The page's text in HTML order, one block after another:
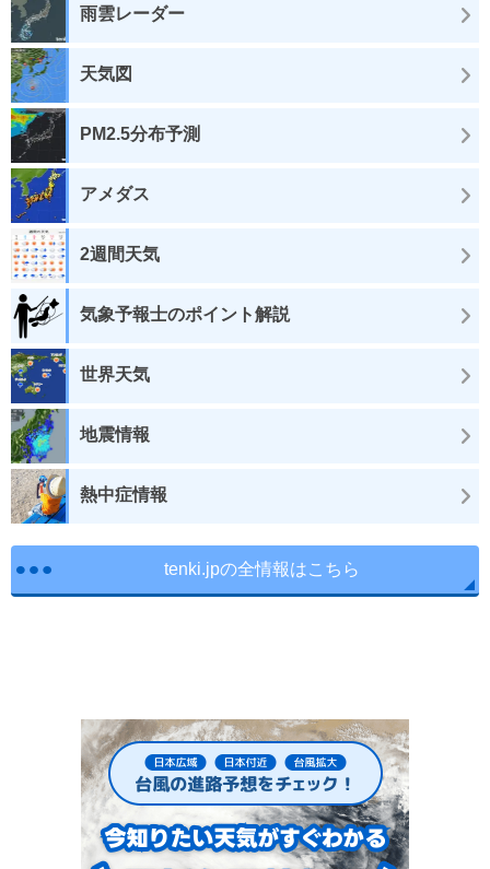
雨雲レーダー
天気図
PM2.5分布予測
アメダス
2週間天気
気象予報士のポイント解説
世界天気
地震情報
熱中症情報
tenki.jpの全情報はこちら